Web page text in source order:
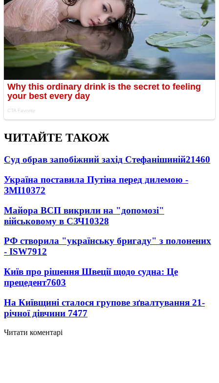
ЧИТАЙТЕ ТАКОЖ
Суд обрав запобіжний захід Стефанішиній21460
Україна поставила Путіна перед дилемою -
ЗМІ10372
Майора ВСП викрили на "допомозі"
військовому в СЗЧ10328
РФ створила "українську бригаду" з полонених
- ISW7912
Київ про рішення Швеції щодо судна: Це
прецедент7603
На Київщині сталося групове зґвалтування 21-
річної дівчини 7477
Читати коментарі